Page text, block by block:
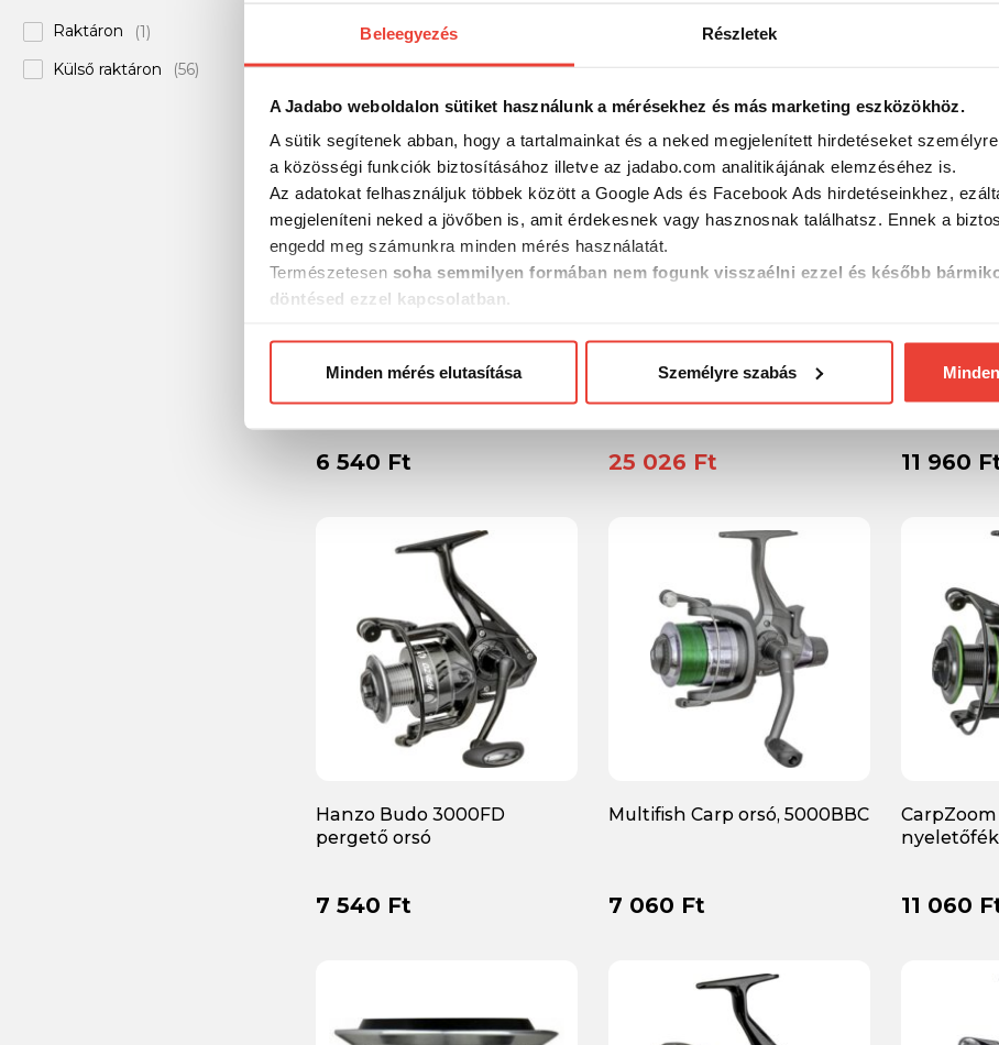
Beleegyezés Részletek
A Jadabo weboldalon sütiket használunk a mérésekhez és más marketing eszközökhöz.
A sütik segítenek abban, hogy a tartalmainkat és a neked megjelenített hirdetéseket
a közösségi funkciók biztosításához illetve az jadabo.com analitikájának elemzéséhez is.
Az adatokat felhasználjuk többek között a Google Ads és Facebook Ads hirdetéseinkhez,
megjeleníteni neked a jövőben is, amit érdekesnek vagy hasznosnak találhatsz. Ennek a
engedd meg számunkra minden mérés használatát.
Természetesen soha semmilyen formában nem fogunk visszaélni ezzel és később
döntésed ezzel kapcsolatban.
Minden mérés elutasítása Személyre szabás
Okuma (+70)
PENN (+197)
Raktáron
(1)
Külső raktáron
(56)
CarpZoom Pirate Carp orsó,
6 540 Ft
-17%
Marshal HQ-Carp orsó
25 026 Ft 11 960
Hanzo Budo 3000FD
pergető orsó
7 540 Ft
Multifish Carp orsó, 5000BBC
7 060 Ft 11 060